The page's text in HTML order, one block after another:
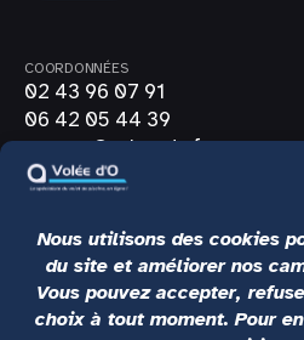
COORDONNÉES
02 43 96 07 91
06 42 05 44 39
contact@volee-do.fr
SUIVEZ-NOUS
LIENS UTILES
CGV
Mentions légales
Politique de confidentialité